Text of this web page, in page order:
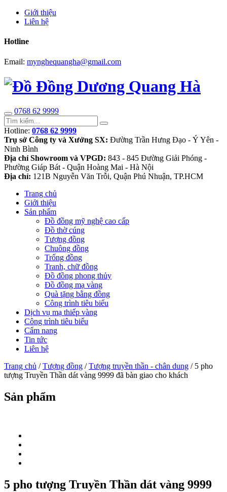
Giới thiệu
Liên hệ
Hotline
Email: mynghequangha@gmail.com
0768 62 9999
Hotline: 0768 62 9999
Trụ sở Công ty và Xưởng SX: Đường Trần Hưng Đạo - Ý Yên -
Ninh Bình
Địa chỉ Showroom và VPGD: 843 - 845 Đường Giải Phóng -
Phường Giáp Bát - Quận Hoàng Mai - Hà Nội
Địa chỉ: 121B Nguyễn Văn Trỗi, Quận Phú Nhuận, TP.HCM
Trang chủ
Giới thiệu
Sản phẩm
Đồ đồng mỹ nghệ cao cấp
Đồ thờ cúng
Tượng đồng
Chuông đồng
Trống đồng
Tranh, chữ đồng
Đồ đồng phong thủy
Đồ đồng mạ vàng
Quà tặng bằng đồng
Công trình tiêu biểu
Dịch vụ mạ thiếp vàng
Công trình tiêu biểu
Cẩm nang
Tin tức
Liên hệ
Trang chủ /Tượng đồng /Tượng truyền thần - chân dung / 5 pho
tượng Truyền Thần dát vàng 9999 đã bàn giao cho khách
Sản phẩm
5 pho tượng Truyền Thần dát vàng 9999